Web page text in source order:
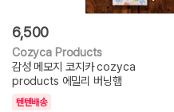
6,500
Cozyca Products
감성 메모지 코지카 cozyca
products 에밀리 버닝햄
텐텐배송